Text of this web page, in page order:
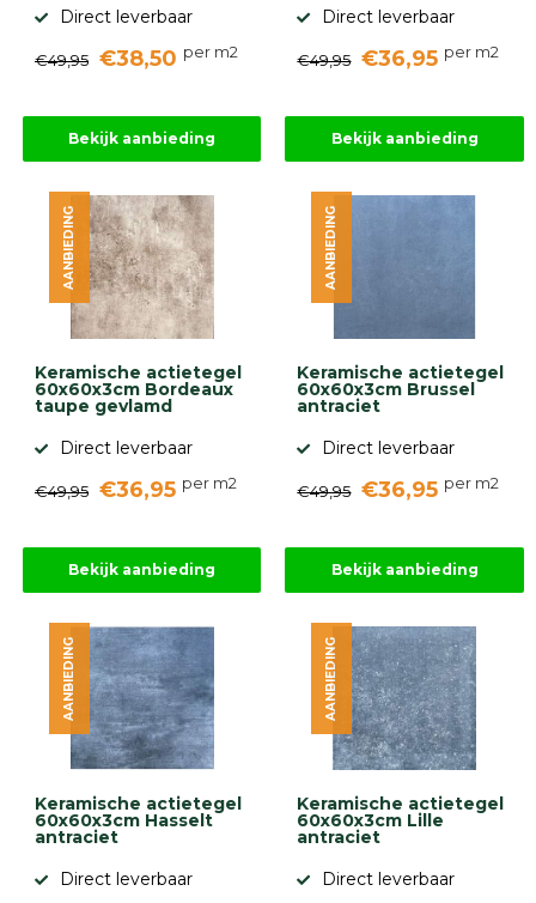
Halfverharding
Afwatering
diversen
Beplantings
betonelementen
Overig
Kunstgras
Compleet
tuinproject
Onlinebestrating.nl
9.1
gebaseerd
Direct leverbaar
€49,95 €38,50 per m2
Bekijk aanbieding
Direct leverbaar
€49,95 €36,95 per m2
Bekijk aanbieding
Keramische actietegel
60x60x3cm Bordeaux
taupe gevlamd
Direct leverbaar
€49,95 €36,95 per m2
AANBIEDING
Bekijk aanbieding
Keramische actietegel
60x60x3cm Brussel
antraciet
Direct leverbaar
€49,95 €36,95 per m2
AANBIEDING
Bekijk aanbieding
Keramische actietegel
60x60x3cm Hasselt
antraciet
Direct leverbaar
AANBIEDING
Keramische actietegel
60x60x3cm Lille
antraciet
Direct leverbaar
AANBIEDING